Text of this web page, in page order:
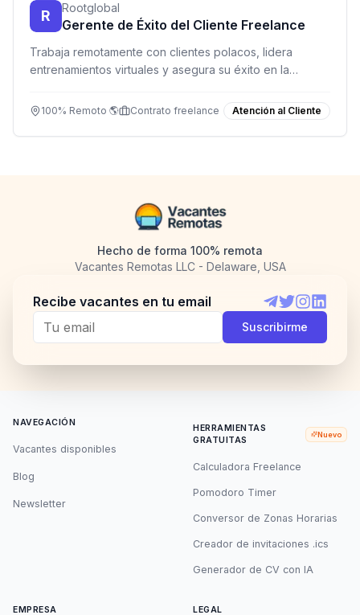
R Rootglobal
Gerente de Éxito del Cliente Freelance
Trabaja remotamente con clientes polacos, lidera
entrenamientos virtuales y asegura su éxito en la
100% Remoto 🌎 Contrato freelance Atención al Cliente
Hecho de forma 100% remota
Vacantes Remotas LLC - Delaware, USA
Recibe vacantes en tu email
Telegram
TwitterInstagram
Suscribirme
NAVEGACIÓN
Vacantes disponibles
Blog
Newsletter
HERRAMIENTAS
GRATUITAS
Nuevo
Calculadora Freelance
Pomodoro Timer
Conversor de Zonas Horarias
Creador de invitaciones .ics
Generador de CV con IA
EMPRESA LEGAL